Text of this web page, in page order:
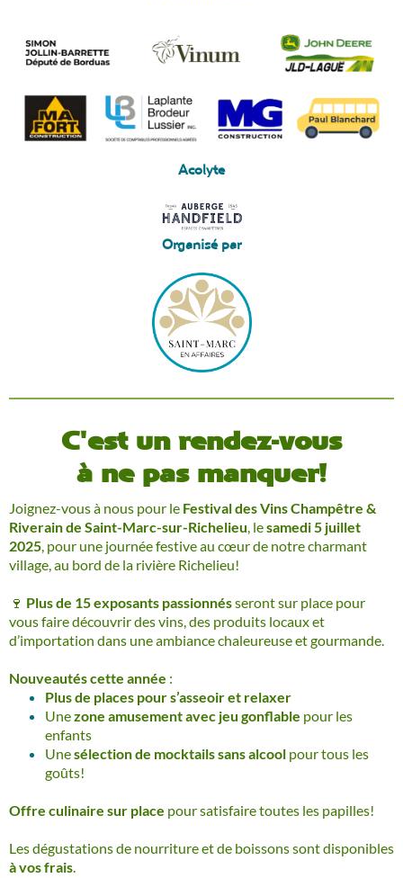
Acolyte
Organisé par
C'est un rendez-vous
à ne pas manquer!
Joignez-vous à nous pour le Festival des Vins Champêtre &
Riverain de Saint-Marc-sur-Richelieu , lesamedi 5 juillet
2025 , pour une journée festive au cœur de notre charmant
village, au bord de la rivière Richelieu!
🍷 Plus de 15 exposants passionnésseront sur place pour
vous faire découvrir des vins, des produits locaux et
d’importation dans une ambiance chaleureuse et gourmande.
Nouveautés cette année :
Plus de places pour s’asseoir et relaxer
Unezone amusement avec jeu gonflable pour les
enfants
Unesélection de mocktails sans alcool pour tous les
goûts!
Offre culinaire sur place pour satisfaire toutes les papilles!
Les dégustations de nourriture et de boissons sont disponibles
à vos frais